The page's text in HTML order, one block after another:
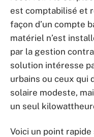
est comptabilisé et
façon d’un compte
matériel n’est
par la gestion
solution intéresse
urbains ou ceux qui
solaire modeste,
un seul
Voici un point